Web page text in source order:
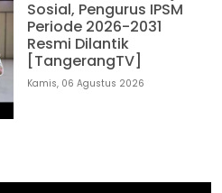
Sosial, Pengurus IPSM
Periode 2026-2031
Resmi Dilantik
[TangerangTV]
Kamis, 06 Agustus 2026